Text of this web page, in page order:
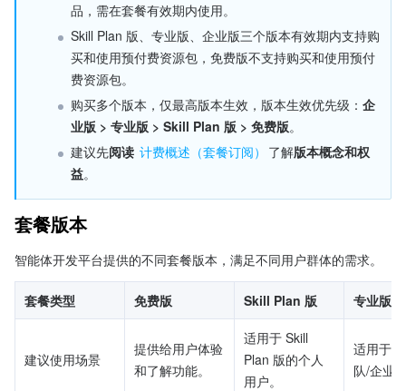
品，需在套餐有效期内使用。
Skill Plan 版、专业版、企业版三个版本有效期内支持购
买和使用预付费资源包，免费版不支持购买和使用预付
费资源包。
购买多个版本，仅最高版本生效，版本生效优先级： 企
业版 > 专业版 > Skill Plan 版 > 免费版。
建议先阅读 计费概述（套餐订阅） 了解版本概念和权
益。
套餐版本
智能体开发平台提供的不同套餐版本，满足不同用户群体的需求。
套餐类型 免费版 Skill Plan 版 专业版
建议使用场景
提供给用户体验
和了解功能。
适用于 Skill
Plan 版的个人
用户。
适用于
队/企业